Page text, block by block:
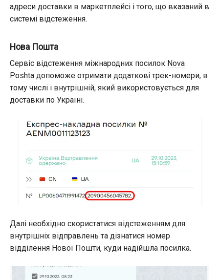
адреси доставки в маркетплейсі і того, що вказаний в
системі відстеження.
Нова Пошта
Сервіс відстеження міжнародних посилок Nova
Poshta допоможе отримати додаткові трек-номери, в
тому числі і внутрішній, який використовується для
доставки по Україні.
Далі необхідно скористатися відстеженням для
внутрішніх відправлень та дізнатися номер
відділення Нової Пошти, куди надійшла посилка.